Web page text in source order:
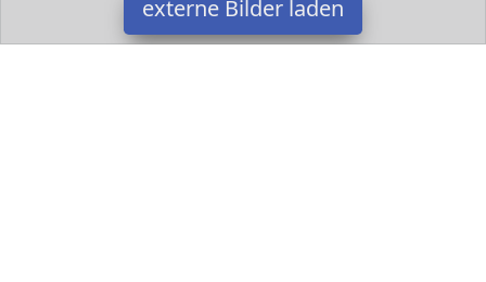
externe Bilder laden